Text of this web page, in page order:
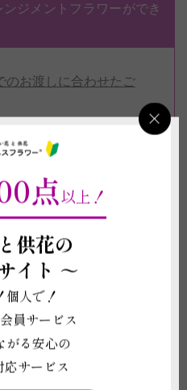
ジメントフラワーができ
のお渡しに合わせたご
での作成承ります
から選べるアレンジメ
ど珍しい色もお届けい
写真をお送りいたしま
す
点以上！
供花の
イト ～
個人で！
員サービス
がる安心の
サービス